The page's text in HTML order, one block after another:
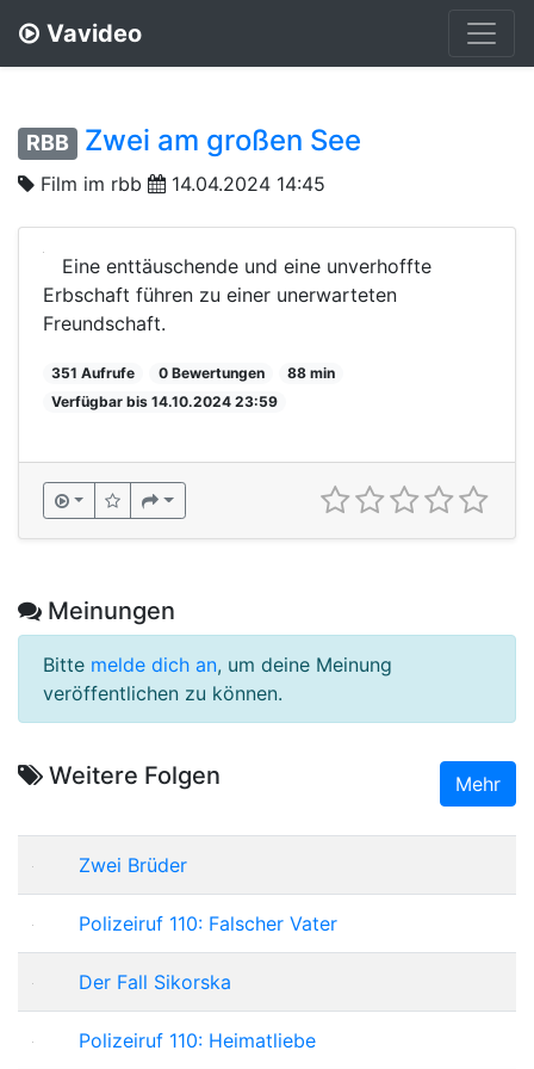
Vavideo
RBB Zwei am großen See
Film im rbb 14.04.2024 14:45
Eine enttäuschende und eine unverhoffte
Erbschaft führen zu einer unerwarteten
Freundschaft.
351 Aufrufe 0 Bewertungen
88 min
Verfügbar bis 14.10.2024 23:59
Meinungen
Bitte melde dich an, um deine Meinung
veröffentlichen zu können.
Weitere Folgen Mehr
Zwei Brüder
Polizeiruf 110: Falscher Vater
Der Fall Sikorska
Polizeiruf 110: Heimatliebe